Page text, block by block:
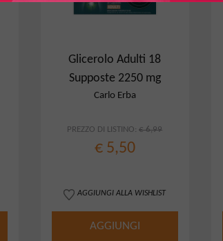
Glicerolo Adulti 18
Supposte 2250 mg
Carlo Erba
PREZZO DI LISTINO: € 6,99
€ 5,50
AGGIUNGI ALLA WISHLIST
AGGIUNGI